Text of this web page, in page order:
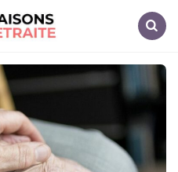
Maisons
Retraite